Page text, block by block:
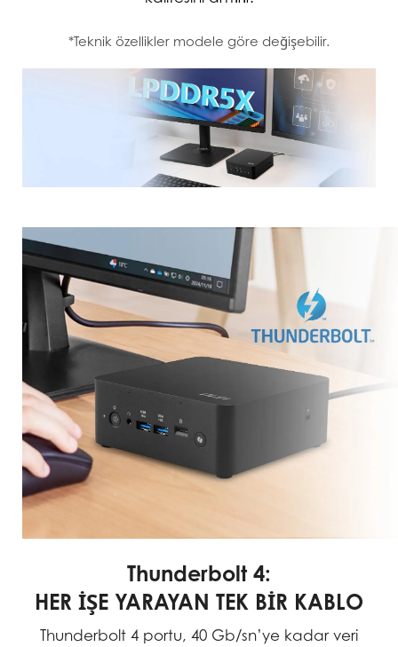
*Teknik özellikler modele göre değişebilir.
Thunderbolt 4:
HER İŞE YARAYAN TEK BİR KABLO
Thunderbolt 4 portu, 40 Gb/sn’ye kadar veri